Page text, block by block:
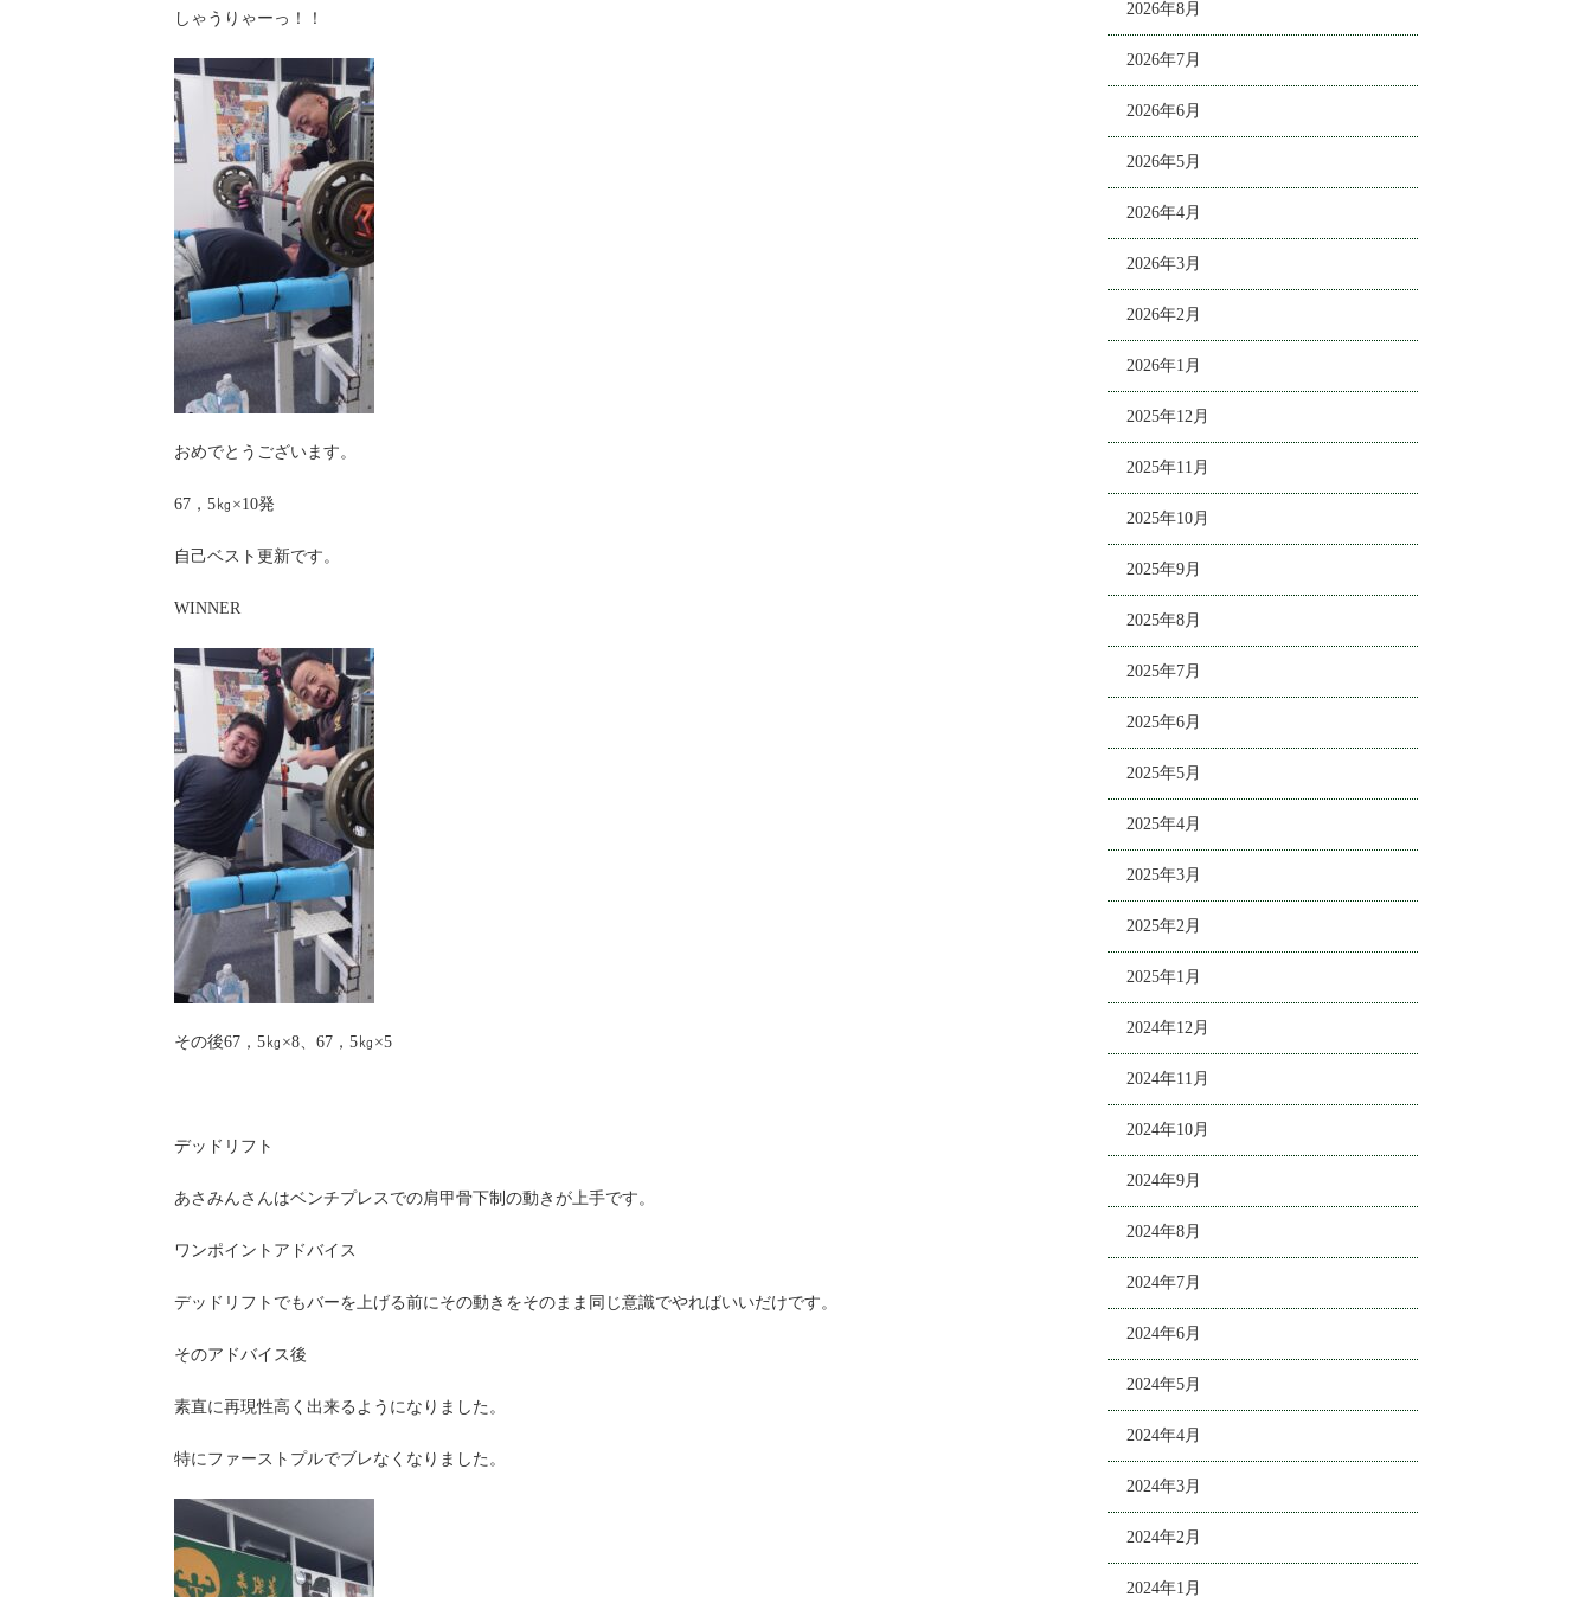
しゃうりゃーっ！！
おめでとうございます。
67，5㎏×10発
自己ベスト更新です。
WINNER
その後67，5㎏×8、67，5㎏×5
デッドリフト
あさみんさんはベンチプレスでの肩甲骨下制の動きが上手です。
ワンポイントアドバイス
デッドリフトでもバーを上げる前にその動きをそのまま同じ意識でやればいいだけです。
そのアドバイス後
素直に再現性高く出来るようになりました。
特にファーストプルでブレなくなりました。
2026年8月
2026年7月
2026年6月
2026年5月
2026年4月
2026年3月
2026年2月
2026年1月
2025年12月
2025年11月
2025年10月
2025年9月
2025年8月
2025年7月
2025年6月
2025年5月
2025年4月
2025年3月
2025年2月
2025年1月
2024年12月
2024年11月
2024年10月
2024年9月
2024年8月
2024年7月
2024年6月
2024年5月
2024年4月
2024年3月
2024年2月
2024年1月